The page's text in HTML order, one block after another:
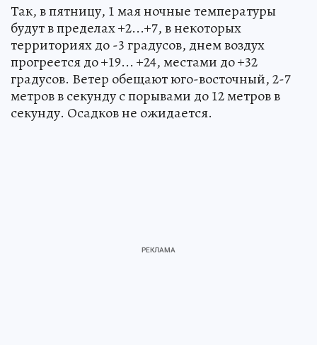
Так, в пятницу, 1 мая ночные температуры
будут в пределах +2...+7, в некоторых
территориях до -3 градусов, днем воздух
прогреется до +19... +24, местами до +32
градусов. Ветер обещают юго-восточный, 2-7
метров в секунду с порывами до 12 метров в
секунду. Осадков не ожидается.